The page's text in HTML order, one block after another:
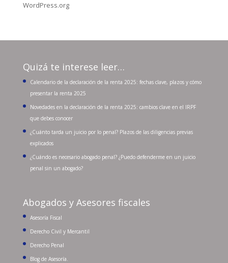
WordPress.org
Quizá te interese leer…
Calendario de la declaración de la renta 2025: fechas clave, plazos y cómo
presentar la renta 2025
Novedades en la declaración de la renta 2025: cambios clave en el IRPF
que debes conocer
¿Cuánto tarda un juicio por lo penal? Plazos de las diligencias previas
explicados
¿Cuándo es necesario abogado penal? ¿Puedo defenderme en un juicio
penal sin un abogado?
Abogados y Asesores fiscales
Asesoría Fiscal
Derecho Civil y Mercantil
Derecho Penal
Blog de Asesoría.